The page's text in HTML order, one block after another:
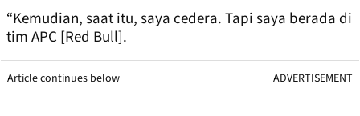
“Kemudian, saat itu, saya cedera. Tapi saya berada di
tim APC [Red Bull].
Article continues below ADVERTISEMENT